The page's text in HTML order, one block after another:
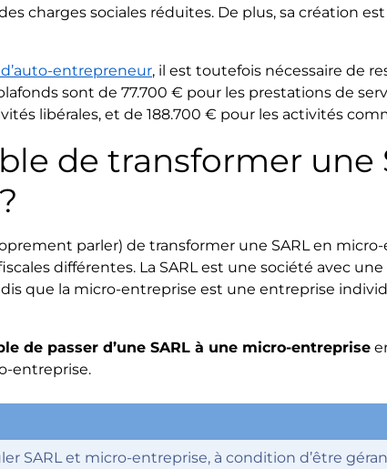
charges sociales réduites. De plus, sa création
entrepreneur, il est toutefois nécessaire de
sont de 77.700 € pour les prestations de
libérales, et de 188.700 € pour les activités
de transformer une
parler) de transformer une SARL en
différentes. La SARL est une société avec
que la micro-entreprise est une entreprise
de passer d’une SARL à une micro-entreprise
entreprise.
SARL et micro-entreprise, à condition d’être